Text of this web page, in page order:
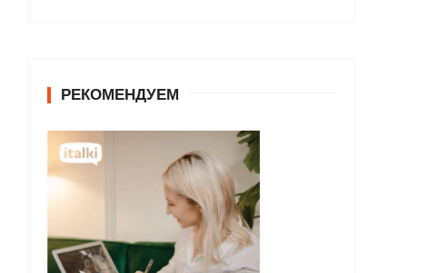
РЕКОМЕНДУЕМ